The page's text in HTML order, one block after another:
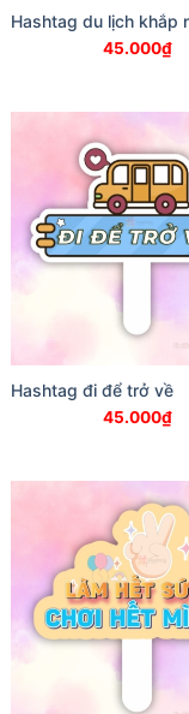
Hashtag du lịch khắp
45.000₫
Hashtag đi để trở về
45.000₫